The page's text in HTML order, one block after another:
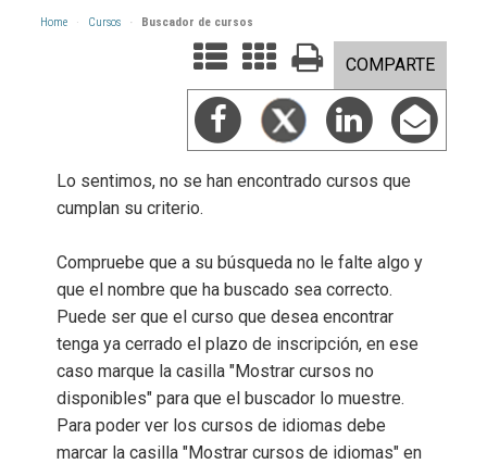
Home Cursos Buscador de cursos
COMPARTE
Lo sentimos, no se han encontrado cursos que
cumplan su criterio.
Compruebe que a su búsqueda no le falte algo y
que el nombre que ha buscado sea correcto.
Puede ser que el curso que desea encontrar
tenga ya cerrado el plazo de inscripción, en ese
caso marque la casilla "Mostrar cursos no
disponibles" para que el buscador lo muestre.
Para poder ver los cursos de idiomas debe
marcar la casilla "Mostrar cursos de idiomas" en